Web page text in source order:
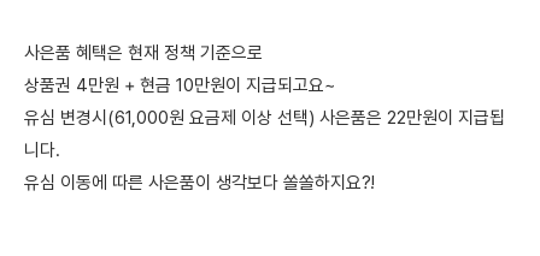
사은품 혜택은 현재 정책 기준으로
상품권 4만원 + 현금 10만원이 지급되고요~
유심 변경시(61,000원 요금제 이상 선택) 사은품은 22만원이 지급됩
니다.
유심 이동에 따른 사은품이 생각보다 쏠쏠하지요?!